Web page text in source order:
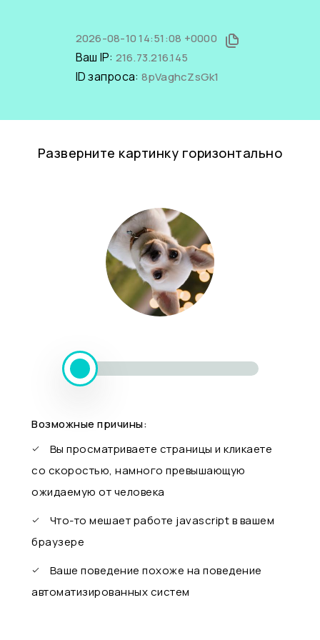
2026-08-10 14:51:08 +0000
Ваш IP: 216.73.216.145
ID запроса: 8pVaghcZsGk1
Разверните картинку горизонтально
Возможные причины:
Вы просматриваете страницы и кликаете
со скоростью, намного превышающую
ожидаемую от человека
Что-то мешает работе javascript в вашем
браузере
Ваше поведение похоже на поведение
автоматизированных систем